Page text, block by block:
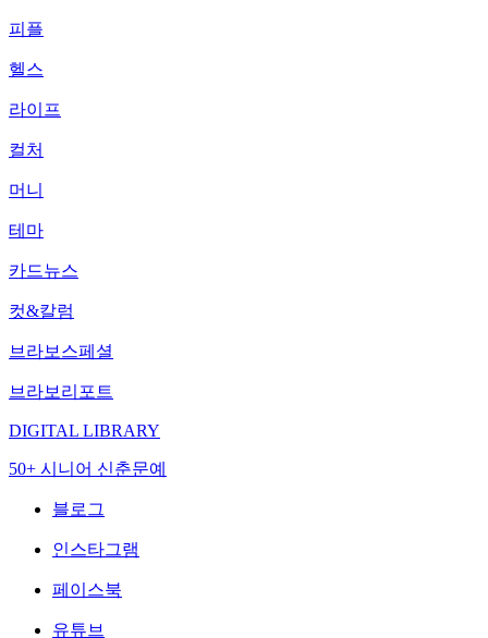
피플
헬스
라이프
컬처
머니
테마
카드뉴스
컷&칼럼
브라보스페셜
브라보리포트
DIGITAL LIBRARY
50+ 시니어 신춘문예
블로그
인스타그램
페이스북
유튜브